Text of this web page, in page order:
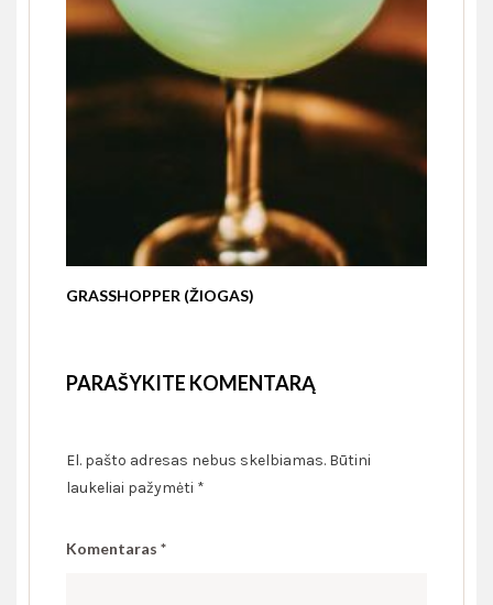
GRASSHOPPER (ŽIOGAS)
PARAŠYKITE KOMENTARĄ
El. pašto adresas nebus skelbiamas. Būtini
laukeliai pažymėti *
Komentaras *